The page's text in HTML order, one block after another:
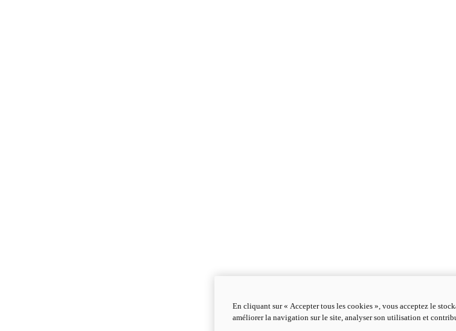
En cliquant sur « Accepter tous les cookies », vous acceptez le
améliorer la navigation sur le site, analyser son utilisation et